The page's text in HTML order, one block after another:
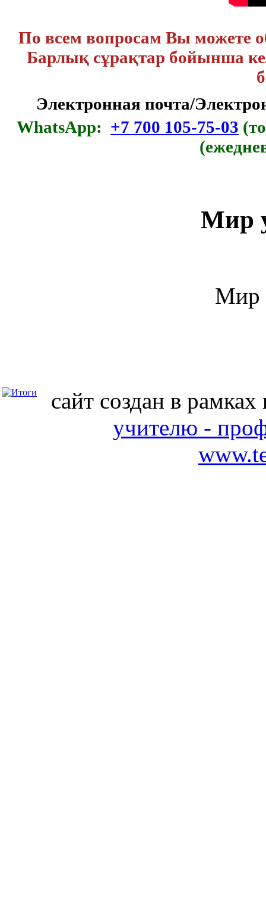
По всем вопросам Вы можете
Барлық сұрақтар бойынша
Электронная почта/
WhatsApp: +7 700 105-75-03
Мир
Мир
сайт создан в
учителю -